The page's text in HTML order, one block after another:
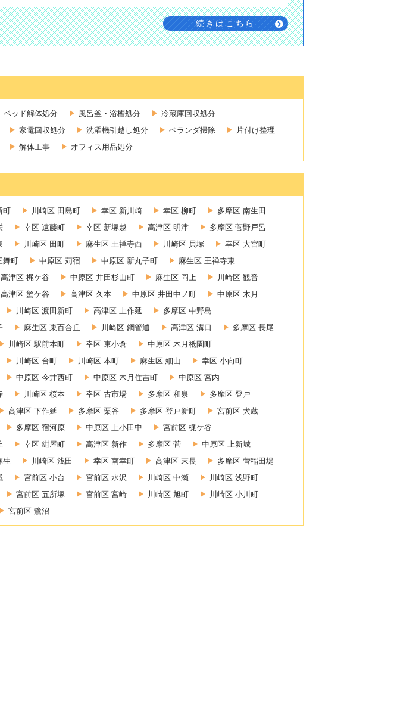
続きはこちら
ベッド解体処分 風呂釜・浴槽処分
冷蔵庫回収処分
家電回収処分 洗濯機引越し処分 ベランダ掃除
片付け整理
解体工事 オフィス用品処分
町 川崎区 田島町 幸区 新川崎 幸区 柳町
多摩区 南生田
幸区 遠藤町 幸区 新塚越 高津区 明津
多摩区 菅野戸呂
川崎区 田町 麻生区 王禅寺西 川崎区 貝塚
幸区 大宮町
舞町 中原区 苅宿 中原区 新丸子町
麻生区 王禅寺東
高津区 梶ケ谷 中原区 井田杉山町 麻生区 岡上
川崎区 観音
高津区 蟹ケ谷 高津区 久本 中原区 井田中ノ町
中原区 木月
川崎区 渡田新町 高津区 上作延
多摩区 中野島
麻生区 東百合丘 川崎区 鋼管通 高津区 溝口
多摩区 長尾
川崎区 駅前本町 幸区 東小倉
中原区 木月祗園町
川崎区 台町 川崎区 本町 麻生区 細山
幸区 小向町
中原区 今井西町 中原区 木月住吉町
中原区 宮内
川崎区 桜本 幸区 古市場 多摩区 和泉
多摩区 登戸
高津区 下作延 多摩区 栗谷 多摩区 登戸新町
宮前区 犬蔵
多摩区 宿河原 中原区 上小田中
宮前区 梶ケ谷
幸区 紺屋町 高津区 新作 多摩区 菅
中原区 上新城
生 川崎区 浅田 幸区 南幸町 高津区 末長
多摩区 菅稲田堤
宮前区 小台 宮前区 水沢 川崎区 中瀬
川崎区 浅野町
宮前区 五所塚 宮前区 宮崎 川崎区 旭町
川崎区 小川町
宮前区 鷺沼